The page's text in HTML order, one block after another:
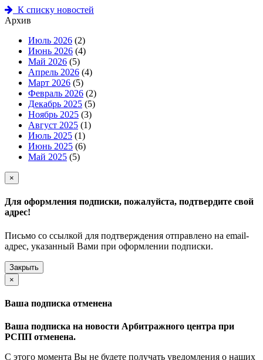
К списку новостей
Архив
Июль 2026 (2)
Июнь 2026 (4)
Май 2026 (5)
Апрель 2026 (4)
Март 2026 (5)
Февраль 2026 (2)
Декабрь 2025 (5)
Ноябрь 2025 (3)
Август 2025 (1)
Июль 2025 (1)
Июнь 2025 (6)
Май 2025 (5)
×
Для оформления подписки, пожалуйста, подтвердите свой
адрес!
Письмо со ссылкой для подтверждения отправлено на email-
адрес, указанный Вами при оформлении подписки.
Закрыть
×
Ваша подписка отменена
Ваша подписка на новости Арбитражного центра при
РСПП отменена.
С этого момента Вы не будете получать уведомления о наших